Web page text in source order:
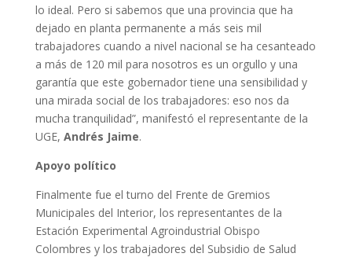
lo ideal. Pero si sabemos que una provincia que ha
dejado en planta permanente a más seis mil
trabajadores cuando a nivel nacional se ha cesanteado
a más de 120 mil para nosotros es un orgullo y una
garantía que este gobernador tiene una sensibilidad y
una mirada social de los trabajadores: eso nos da
mucha tranquilidad”, manifestó el representante de la
UGE, Andrés Jaime.
Apoyo político
Finalmente fue el turno del Frente de Gremios
Municipales del Interior, los representantes de la
Estación Experimental Agroindustrial Obispo
Colombres y los trabajadores del Subsidio de Salud